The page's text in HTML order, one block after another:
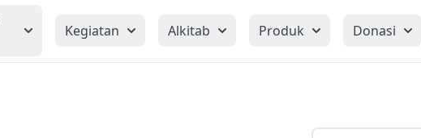
Kegiatan Alkitab Produk Donasi